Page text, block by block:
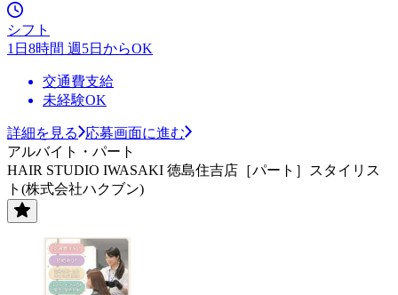
シフト
1日8時間 週5日からOK
交通費支給
未経験OK
詳細を見る
応募画面に進む
アルバイト・パート
HAIR STUDIO IWASAKI 徳島住吉店［パート］スタイリス
ト(株式会社ハクブン)